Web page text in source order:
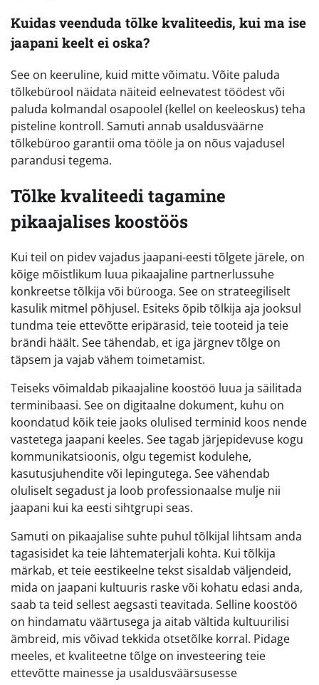
Kuidas veenduda tõlke kvaliteedis, kui ma ise
jaapani keelt ei oska?
See on keeruline, kuid mitte võimatu. Võite paluda
tõlkebürool näidata näiteid eelnevatest töödest või
paluda kolmandal osapoolel (kellel on keeleoskus) teha
pisteline kontroll. Samuti annab usaldusväärne
tõlkebüroo garantii oma tööle ja on nõus vajadusel
parandusi tegema.
Tõlke kvaliteedi tagamine
pikaajalises koostöös
Kui teil on pidev vajadus jaapani-eesti tõlgete järele, on
kõige mõistlikum luua pikaajaline partnerlussuhe
konkreetse tõlkija või bürooga. See on strateegiliselt
kasulik mitmel põhjusel. Esiteks õpib tõlkija aja jooksul
tundma teie ettevõtte eripärasid, teie tooteid ja teie
brändi häält. See tähendab, et iga järgnev tõlge on
täpsem ja vajab vähem toimetamist.
Teiseks võimaldab pikaajaline koostöö luua ja säilitada
terminibaasi. See on digitaalne dokument, kuhu on
koondatud kõik teie jaoks olulised terminid koos nende
vastetega jaapani keeles. See tagab järjepidevuse kogu
kommunikatsioonis, olgu tegemist kodulehe,
kasutusjuhendite või lepingutega. See vähendab
oluliselt segadust ja loob professionaalse mulje nii
jaapani kui ka eesti sihtgrupi seas.
Samuti on pikaajalise suhte puhul tõlkijal lihtsam anda
tagasisidet ka teie lähtematerjali kohta. Kui tõlkija
märkab, et teie eestikeelne tekst sisaldab väljendeid,
mida on jaapani kultuuris raske või kohatu edasi anda,
saab ta teid sellest aegsasti teavitada. Selline koostöö
on hindamatu väärtusega ja aitab vältida kultuurilisi
ämbreid, mis võivad tekkida otsetõlke korral. Pidage
meeles, et kvaliteetne tõlge on investeering teie
ettevõtte mainesse ja usaldusväärsusesse